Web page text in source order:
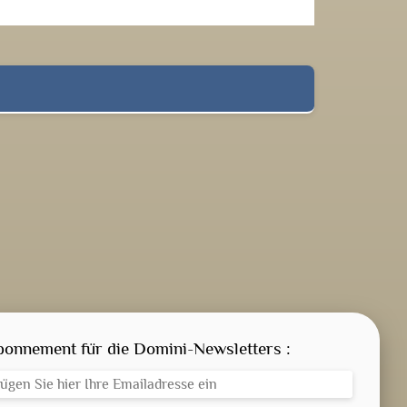
AKTUELLES
ANMELDEN
für die Domini-Newsletters :